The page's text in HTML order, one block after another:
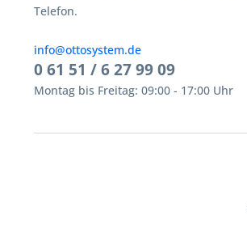
Telefon.
info@ottosystem.de
0 61 51 / 6 27 99 09
Montag bis Freitag: 09:00 - 17:00 Uhr